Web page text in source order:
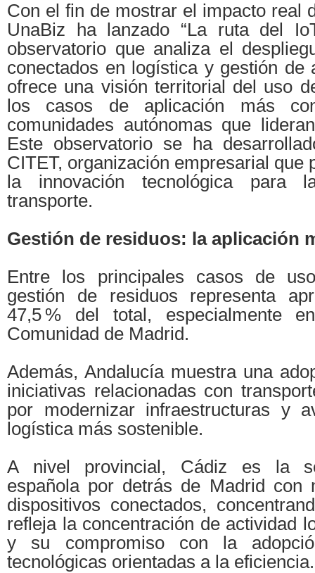
Con el fin de mostrar el impacto real
UnaBiz ha lanzado “La ruta del
observatorio que analiza el
conectados en logística y gestión de
ofrece una visión territorial del uso
los casos de aplicación más
comunidades autónomas que
Este observatorio se ha
CITET, organización empresarial que
la innovación tecnológica
transporte.
Gestión de residuos: la aplicación
Entre los principales casos de
gestión de residuos representa
47,5 % del total, especialmente
Comunidad de Madrid.
Además, Andalucía muestra una
iniciativas relacionadas con
por modernizar infraestructuras y
logística más sostenible.
A nivel provincial, Cádiz es la
española por detrás de Madrid con
dispositivos conectados,
refleja la concentración de actividad
y su compromiso con la
tecnológicas orientadas a la eficiencia.